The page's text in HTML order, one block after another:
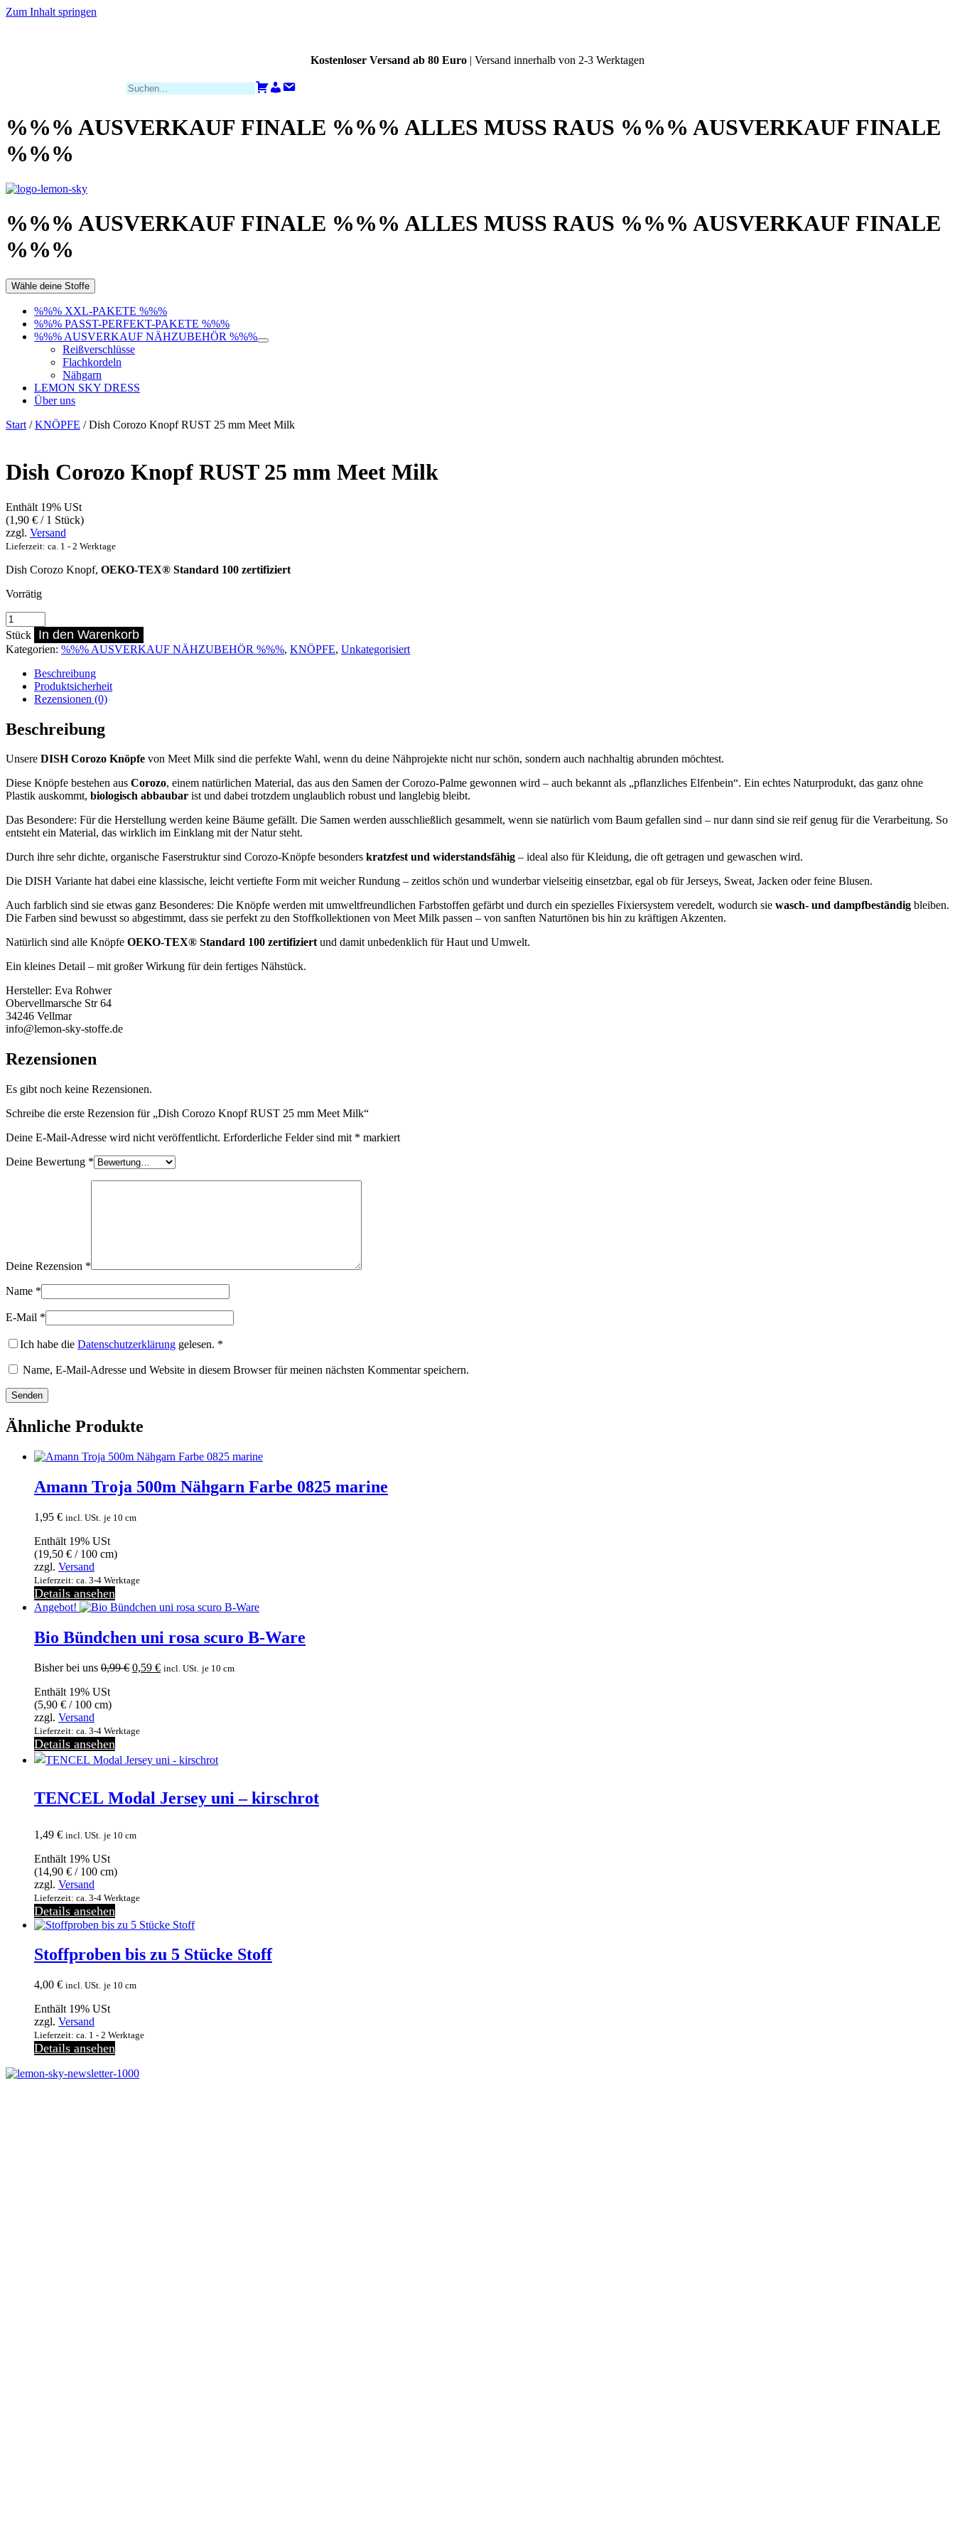
Zum Inhalt springen
Kostenloser Versand ab 80 Euro | Versand innerhalb von 2-3 Werktagen
Zahlungsarten
Warenkorb
KontoKontakt
%%% AUSVERKAUF FINALE %%% ALLES MUSS RAUS %%% AUSVERKAUF FINALE
%%%
%%% AUSVERKAUF FINALE %%% ALLES MUSS RAUS %%% AUSVERKAUF FINALE
%%%
Wähle deine Stoffe
%%% XXL-PAKETE %%%
%%% PASST-PERFEKT-PAKETE %%%
%%% AUSVERKAUF NÄHZUBEHÖR %%%
Reißverschlüsse
Flachkordeln
Nähgarn
LEMON SKY DRESS
Über uns
Start /KNÖPFE / Dish Corozo Knopf RUST 25 mm Meet Milk
Dish Corozo Knopf RUST 25 mm Meet Milk
Enthält 19% USt
(1,90 € / 1 Stück)
zzgl. Versand
Lieferzeit: ca. 1 - 2 Werktage
Dish Corozo Knopf, OEKO-TEX® Standard 100 zertifiziert
Vorrätig
Dish
Corozo
Knopf
RUST
Stück In den Warenkorb
Kategorien: %%% AUSVERKAUF NÄHZUBEHÖR %%%, KNÖPFE, Unkategorisiert
Beschreibung
Produktsicherheit
Rezensionen (0)
Beschreibung
Unsere DISH Corozo Knöpfe von Meet Milk sind die perfekte Wahl, wenn du deine Nähprojekte nicht nur schön, sondern auch nachhaltig abrunden möchtest.
Diese Knöpfe bestehen aus Corozo, einem natürlichen Material, das aus den Samen der Corozo-Palme gewonnen wird – auch bekannt als „pflanzliches Elfenbein“. Ein echtes Naturprodukt, das ganz ohne
Plastik auskommt, biologisch abbaubar ist und dabei trotzdem unglaublich robust und langlebig bleibt.
Das Besondere: Für die Herstellung werden keine Bäume gefällt. Die Samen werden ausschließlich gesammelt, wenn sie natürlich vom Baum gefallen sind – nur dann sind sie reif genug für die Verarbeitung. So
entsteht ein Material, das wirklich im Einklang mit der Natur steht.
Durch ihre sehr dichte, organische Faserstruktur sind Corozo-Knöpfe besonders kratzfest und widerstandsfähig – ideal also für Kleidung, die oft getragen und gewaschen wird.
Die DISH Variante hat dabei eine klassische, leicht vertiefte Form mit weicher Rundung – zeitlos schön und wunderbar vielseitig einsetzbar, egal ob für Jerseys, Sweat, Jacken oder feine Blusen.
Auch farblich sind sie etwas ganz Besonderes: Die Knöpfe werden mit umweltfreundlichen Farbstoffen gefärbt und durch ein spezielles Fixiersystem veredelt, wodurch sie wasch- und dampfbeständig bleiben.
Die Farben sind bewusst so abgestimmt, dass sie perfekt zu den Stoffkollektionen von Meet Milk passen – von sanften Naturtönen bis hin zu kräftigen Akzenten.
Natürlich sind alle Knöpfe OEKO-TEX® Standard 100 zertifiziertund damit unbedenklich für Haut und Umwelt.
Ein kleines Detail – mit großer Wirkung für dein fertiges Nähstück.
Hersteller: Eva Rohwer
Obervellmarsche Str 64
34246 Vellmar
info@lemon-sky-stoffe.de
Rezensionen
Es gibt noch keine Rezensionen.
Schreibe die erste Rezension für „Dish Corozo Knopf RUST 25 mm Meet Milk“
Deine E-Mail-Adresse wird nicht veröffentlicht. Erforderliche Felder sind mit * markiert
Deine Bewertung *
Deine Rezension *
Name *
E-Mail *
Ich habe die Datenschutzerklärung gelesen. *
Name, E-Mail-Adresse und Website in diesem Browser für meinen nächsten Kommentar speichern.
Ähnliche Produkte
Amann Troja 500m Nähgarn Farbe 0825 marine
1,95 € incl. USt. je 10 cm
Enthält 19% USt
(19,50 € / 100 cm)
zzgl. Versand
Lieferzeit: ca. 3-4 Werktage
Details ansehen
Angebot!
Bio Bündchen uni rosa scuro B-Ware
Bisher bei uns 0,99€ Ursprünglicher
0,59 €Aktueller
incl. USt. je 10 cm
Enthält 19% USt
(5,90 € / 100 cm)
zzgl. Versand
Lieferzeit: ca. 3-4 Werktage
Details ansehen
TENCEL Modal Jersey uni – kirschrot
1,49 € incl. USt. je 10 cm
Enthält 19% USt
(14,90 € / 100 cm)
zzgl. Versand
Lieferzeit: ca. 3-4 Werktage
Details ansehen
Stoffproben bis zu 5 Stücke Stoff
4,00 € incl. USt. je 10 cm
Enthält 19% USt
zzgl. Versand
Lieferzeit: ca. 1 - 2 Werktage
Details ansehen